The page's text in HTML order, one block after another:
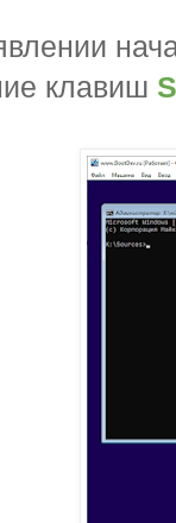
клавиш